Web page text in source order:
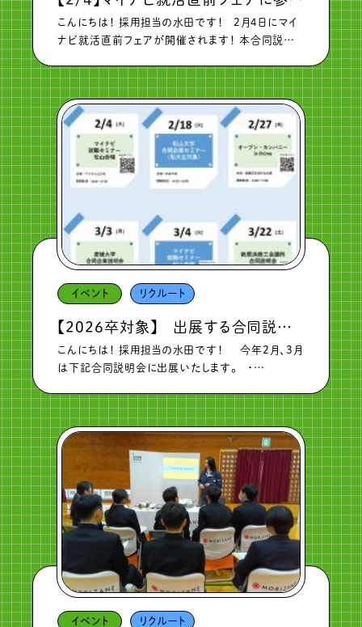
こんにちは！ 採用担当の水田です！ 2月4日にマイ
ナビ就活直前フェアが開催されます！ 本合同説明
イベント リクルート
【2026卒対象】 出展する合同説明会のご紹介（一覧）
こんにちは！ 採用担当の水田です！ 今年2月、3月
は下記合同説明会に出展いたします。 ・
生対象） ※大 […]
イベント リクルート